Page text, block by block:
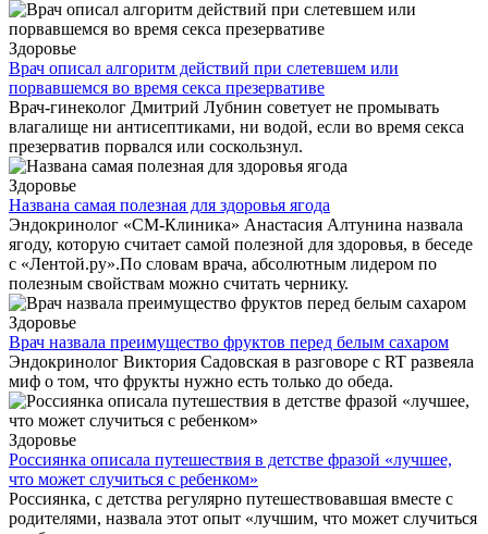
Здоровье
Врач описал алгоритм действий при слетевшем или
порвавшемся во время секса презервативе
Врач-гинеколог Дмитрий Лубнин советует не промывать
влагалище ни антисептиками, ни водой, если во время секса
презерватив порвался или соскользнул.
Здоровье
Названа самая полезная для здоровья ягода
Эндокринолог «СМ-Клиника» Анастасия Алтунина назвала
ягоду, которую считает самой полезной для здоровья, в беседе
с «Лентой.ру».По словам врача, абсолютным лидером по
полезным свойствам можно считать чернику.
Здоровье
Врач назвала преимущество фруктов перед белым сахаром
Эндокринолог Виктория Садовская в разговоре с RT развеяла
миф о том, что фрукты нужно есть только до обеда.
Здоровье
Россиянка описала путешествия в детстве фразой «лучшее,
что может случиться с ребенком»
Россиянка, с детства регулярно путешествовавшая вместе с
родителями, назвала этот опыт «лучшим, что может случиться